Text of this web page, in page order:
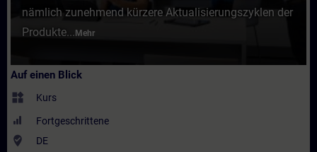
nämlich zunehmend kürzere Aktualisierungszyklen der
Produkte... Mehr
Auf einen Blick
widgets Kurs
Fortgeschrittene
where_to_vote DE